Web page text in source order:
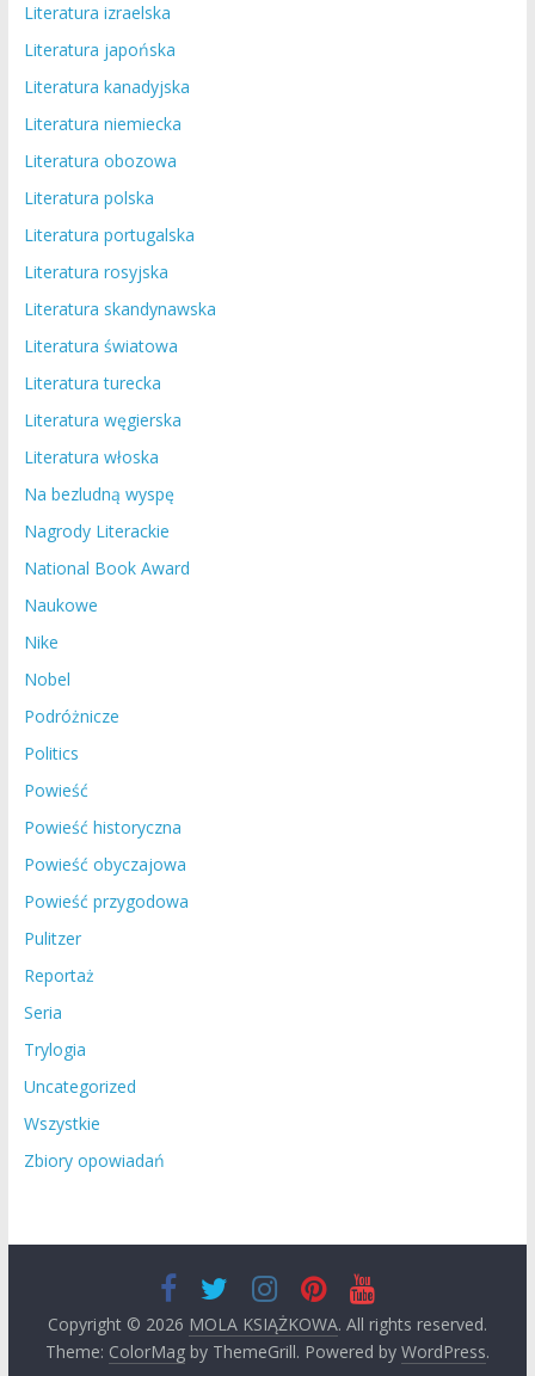
Literatura izraelska
Literatura japońska
Literatura kanadyjska
Literatura niemiecka
Literatura obozowa
Literatura polska
Literatura portugalska
Literatura rosyjska
Literatura skandynawska
Literatura światowa
Literatura turecka
Literatura węgierska
Literatura włoska
Na bezludną wyspę
Nagrody Literackie
National Book Award
Naukowe
Nike
Nobel
Podróżnicze
Politics
Powieść
Powieść historyczna
Powieść obyczajowa
Powieść przygodowa
Pulitzer
Reportaż
Seria
Trylogia
Uncategorized
Wszystkie
Zbiory opowiadań
Copyright © 2026 MOLA KSIĄŻKOWA. All rights reserved.
Theme: ColorMagby ThemeGrill. Powered by WordPress.